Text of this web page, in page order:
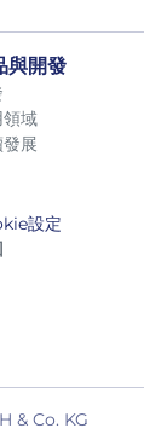
與開發
領域
展
設定
& Co. KG